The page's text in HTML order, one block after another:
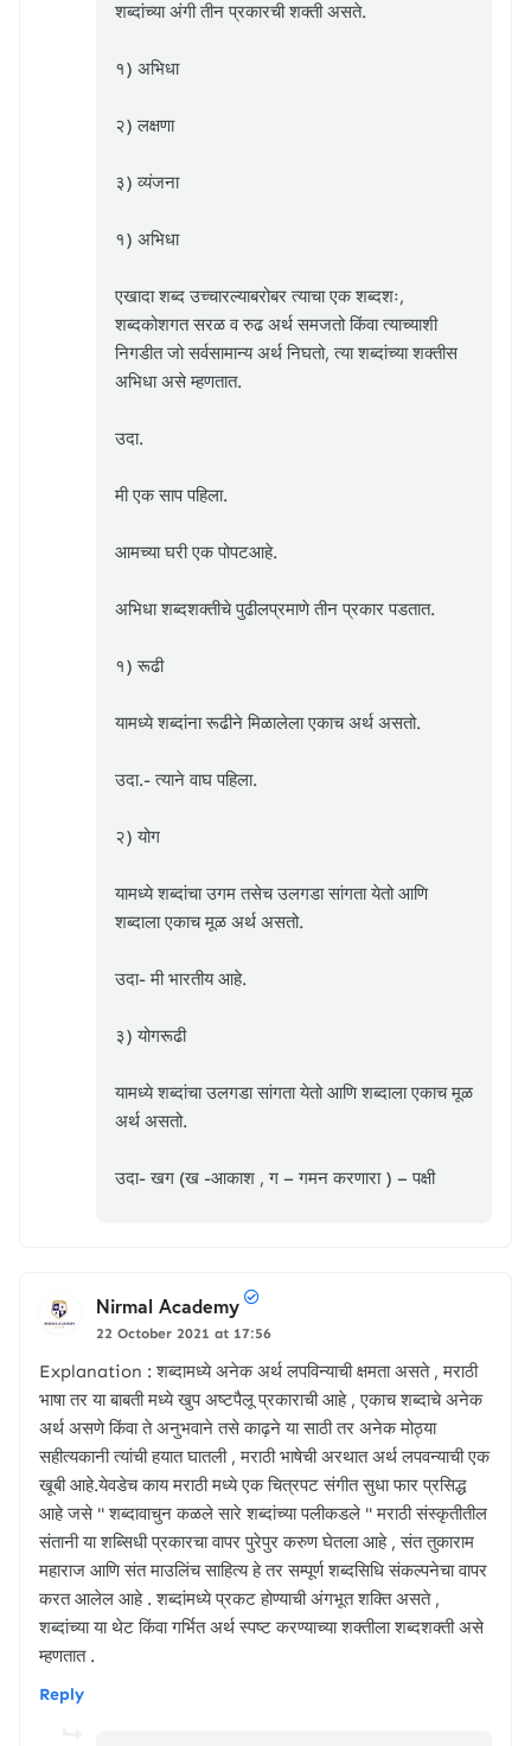
शब्दांच्या अंगी तीन प्रकारची शक्ती असते.
१) अभिधा
२) लक्षणा
३) व्यंजना
१) अभिधा
एखादा शब्द उच्चारल्याबरोबर त्याचा एक शब्दशः,
शब्दकोशगत सरळ व रुढ अर्थ समजतो किंवा त्याच्याशी
निगडीत जो सर्वसामान्य अर्थ निघतो, त्या शब्दांच्या शक्तीस
अभिधा असे म्हणतात.
उदा.
मी एक साप पहिला.
आमच्या घरी एक पोपटआहे.
अभिधा शब्दशक्तीचे पुढीलप्रमाणे तीन प्रकार पडतात.
१) रूढी
यामध्ये शब्दांना रूढीने मिळालेला एकाच अर्थ असतो.
उदा.- त्याने वाघ पहिला.
२) योग
यामध्ये शब्दांचा उगम तसेच उलगडा सांगता येतो आणि
शब्दाला एकाच मूळ अर्थ असतो.
उदा- मी भारतीय आहे.
३) योगरूढी
यामध्ये शब्दांचा उलगडा सांगता येतो आणि शब्दाला एकाच मूळ
अर्थ असतो.
उदा- खग (ख -आकाश , ग – गमन करणारा ) – पक्षी
Nirmal Academy
22 October 2021 at 17:56
Explanation : शब्दामध्ये अनेक अर्थ लपविन्याची क्षमता असते , मराठी
भाषा तर या बाबती मध्ये खुप अष्टपैलू प्रकाराची आहे , एकाच शब्दाचे अनेक
अर्थ असणे किंवा ते अनुभवाने तसे काढ़ने या साठी तर अनेक मोठ्या
सहीत्यकानी त्यांची हयात घातली , मराठी भाषेची अरथात अर्थ लपवन्याची एक
खूबी आहे.येवडेच काय मराठी मध्ये एक चित्रपट संगीत सुधा फार प्रसिद्ध
आहे जसे " शब्दावाचुन कळले सारे शब्दांच्या पलीकडले " मराठी संस्कृतीतील
संतानी या शब्सिधी प्रकारचा वापर पुरेपुर करुण घेतला आहे , संत तुकाराम
महाराज आणि संत माउलिंच साहित्य हे तर सम्पूर्ण शब्दसिधि संकल्पनेचा वापर
करत आलेल आहे . शब्दांमध्ये प्रकट होण्याची अंगभूत शक्ति असते ,
शब्दांच्या या थेट किंवा गर्भित अर्थ स्पष्ट करण्याच्या शक्तीला शब्दशक्ती असे
म्हणतात .
Reply